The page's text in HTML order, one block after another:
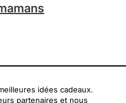
idées cadeaux.
partenaires et nous